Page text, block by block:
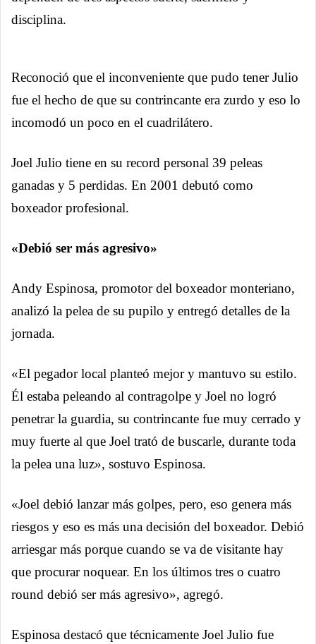
disciplina.
Reconoció que el inconveniente que pudo tener Julio
fue el hecho de que su contrincante era zurdo y eso lo
incomodó un poco en el cuadrilátero.
Joel Julio tiene en su record personal 39 peleas
ganadas y 5 perdidas. En 2001 debutó como
boxeador profesional.
«Debió ser más agresivo»
Andy Espinosa, promotor del boxeador monteriano,
analizó la pelea de su pupilo y entregó detalles de la
jornada.
«El pegador local planteó mejor y mantuvo su estilo.
Él estaba peleando al contragolpe y Joel no logró
penetrar la guardia, su contrincante fue muy cerrado y
muy fuerte al que Joel trató de buscarle, durante toda
la pelea una luz», sostuvo Espinosa.
«Joel debió lanzar más golpes, pero, eso genera más
riesgos y eso es más una decisión del boxeador. Debió
arriesgar más porque cuando se va de visitante hay
que procurar noquear. En los últimos tres o cuatro
round debió ser más agresivo», agregó.
Espinosa destacó que técnicamente Joel Julio fue